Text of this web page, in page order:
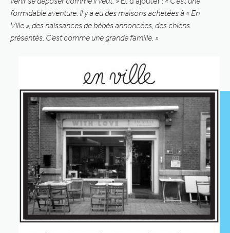
formidable aventure. Il y a eu des maisons achetées à « En
Ville », des naissances de bébés annoncées, des chiens
présentés. C’est comme une grande famille. »